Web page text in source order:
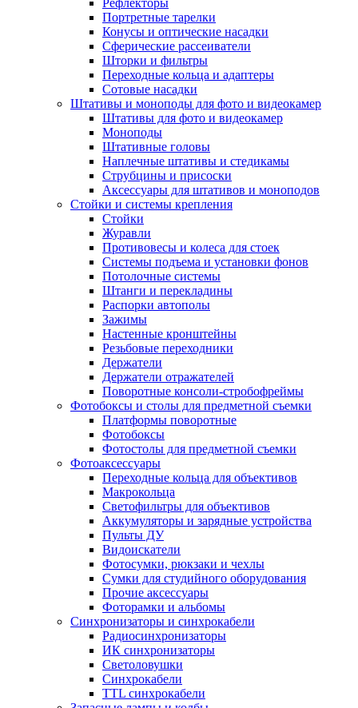
Рефлекторы
Портретные тарелки
Конусы и оптические насадки
Сферические рассеиватели
Шторки и фильтры
Переходные кольца и адаптеры
Сотовые насадки
Штативы и моноподы для фото и видеокамер
Штативы для фото и видеокамер
Моноподы
Штативные головы
Наплечные штативы и стедикамы
Струбцины и присоски
Аксессуары для штативов и моноподов
Стойки и системы крепления
Стойки
Журавли
Противовесы и колеса для стоек
Системы подъема и установки фонов
Потолочные системы
Штанги и перекладины
Распорки автополы
Зажимы
Настенные кронштейны
Резьбовые переходники
Держатели
Держатели отражателей
Поворотные консоли-стробофреймы
Фотобоксы и столы для предметной съемки
Платформы поворотные
Фотобоксы
Фотостолы для предметной съемки
Фотоаксессуары
Переходные кольца для объективов
Макрокольца
Светофильтры для объективов
Аккумуляторы и зарядные устройства
Пульты ДУ
Видоискатели
Фотосумки, рюкзаки и чехлы
Сумки для студийного оборудования
Прочие аксессуары
Фоторамки и альбомы
Синхронизаторы и синхрокабели
Радиосинхронизаторы
ИК синхронизаторы
Светоловушки
Синхрокабели
TTL синхрокабели